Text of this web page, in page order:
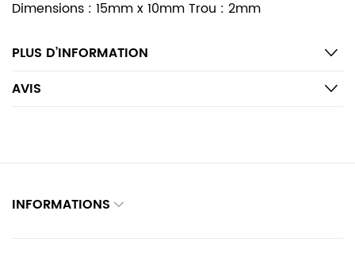
Dimensions : 15mm x 10mm Trou : 2mm
PLUS D’INFORMATION
AVIS
INFORMATIONS